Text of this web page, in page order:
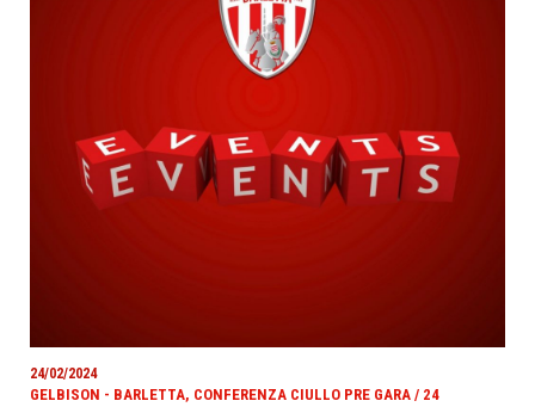
24/02/2024
GELBISON - BARLETTA, CONFERENZA CIULLO PRE GARA / 24